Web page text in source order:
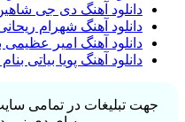
دانلود آهنگ دی جی
دانلود آهنگ شهرام
دانلود آهنگ امیر عظیمی
دانلود آهنگ پویا بیاتی
جهت تبلیغات در تمامی